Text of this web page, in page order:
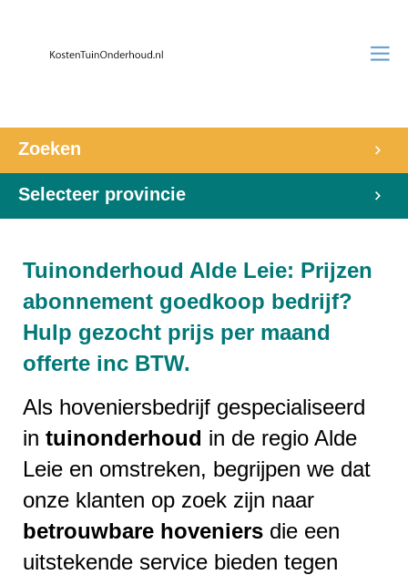
Zoeken
Selecteer provincie
Tuinonderhoud Alde Leie: Prijzen
abonnement goedkoop bedrijf?
Hulp gezocht prijs per maand
offerte inc BTW.
Als hoveniersbedrijf gespecialiseerd
in tuinonderhoud in de regio Alde
Leie en omstreken, begrijpen we dat
onze klanten op zoek zijn naar
betrouwbare hoveniers die een
uitstekende service bieden tegen